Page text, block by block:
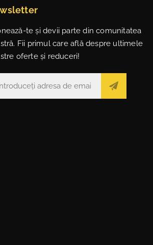
te și devii parte din comunitatea
Fii primul care află despre ultimele
oferte și reduceri!